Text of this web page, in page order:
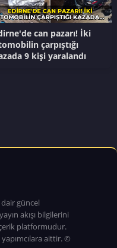
can pazarı! İki
çarpıştığı
9 kişi yaralandı
güncel
akışı bilgilerini
platformudur.
aittir. ©